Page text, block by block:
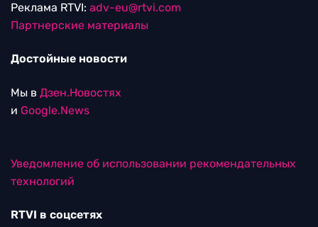
Реклама RTVI: adv-eu@rtvi.com
Партнерские материалы
Достойные новости
Мы в Дзен.Новостях
и Google.News
Уведомление об использовании рекомендательных
технологий
RTVI в соцсетях